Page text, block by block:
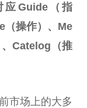
应Guide（指
（操作）、Me
Catelog（推
市场上的大多